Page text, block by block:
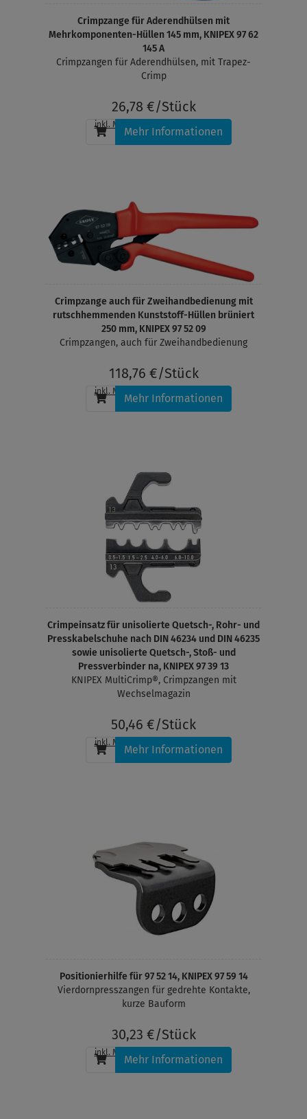
Crimpzange für Aderendhülsen mit
Mehrkomponenten-Hüllen 145 mm, KNIPEX 97 62
145 A
Crimpzangen für Aderendhülsen, mit Trapez-
Crimp
26,78 €/Stück
inkl. MwSt.
Mehr Informationen
Crimpzange auch für Zweihandbedienung mit
rutschhemmenden Kunststoff-Hüllen brüniert
250 mm, KNIPEX 97 52 09
Crimpzangen, auch für Zweihandbedienung
118,76 €/Stück
inkl. MwSt. , zzgl. Versandkosten
Mehr Informationen
Crimpeinsatz für unisolierte Quetsch-, Rohr- und
Presskabelschuhe nach DIN 46234 und DIN 46235
sowie unisolierte Quetsch-, Stoß- und
Pressverbinder na, KNIPEX 97 39 13
KNIPEX MultiCrimp®, Crimpzangen mit
Wechselmagazin
50,46 €/Stück
inkl. MwSt. , zzgl. Versandkosten
Mehr Informationen
Positionierhilfe für 97 52 14, KNIPEX 97 59 14
Vierdornpresszangen für gedrehte Kontakte,
kurze Bauform
30,23 €/Stück
inkl. MwSt. , zzgl. Versandkosten
Mehr Informationen